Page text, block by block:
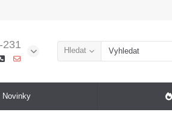
Hledat
231
Novinky